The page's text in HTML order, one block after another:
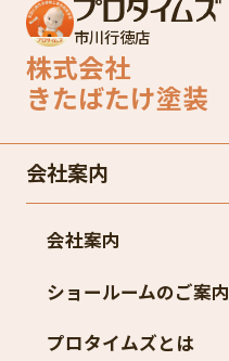
市川行徳店
株式会社
きたばたけ塗装
会社案内
会社案内
ショールームのご案内
プロタイムズとは